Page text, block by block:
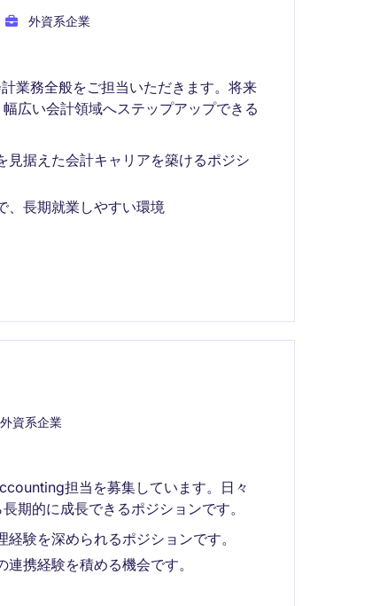
外資系企業
業務全般をご担当いただきます。将来
広い会計領域へステップアップできる
見据えた会計キャリアを築けるポジシ
、長期就業しやすい環境
外資系企業
担当を募集しています。日々
期的に成長できるポジションです。
験を深められるポジションです。
携経験を積める機会です。